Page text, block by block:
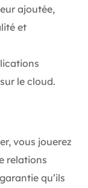
ajoutée,
et
le cloud.
vous jouerez
relations
qu’ils